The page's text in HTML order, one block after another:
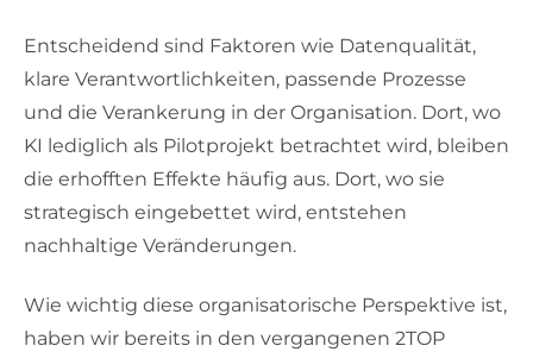
Entscheidend sind Faktoren wie Datenqualität,
klare Verantwortlichkeiten, passende Prozesse
und die Verankerung in der Organisation. Dort, wo
KI lediglich als Pilotprojekt betrachtet wird, bleiben
die erhofften Effekte häufig aus. Dort, wo sie
strategisch eingebettet wird, entstehen
nachhaltige Veränderungen.
Wie wichtig diese organisatorische Perspektive ist,
haben wir bereits in den vergangenen 2TOP